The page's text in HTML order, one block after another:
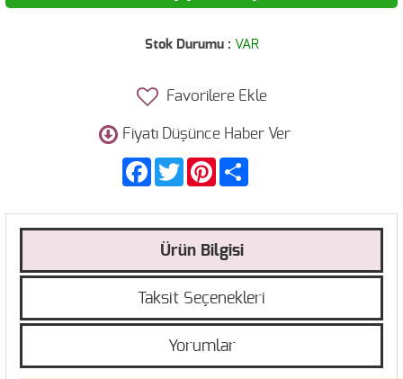
Stok Durumu : VAR
Favorilere Ekle
Fiyatı Düşünce Haber Ver
FacebookTwitter Pinterest
Ürün Bilgisi
Taksit Seçenekleri
Yorumlar